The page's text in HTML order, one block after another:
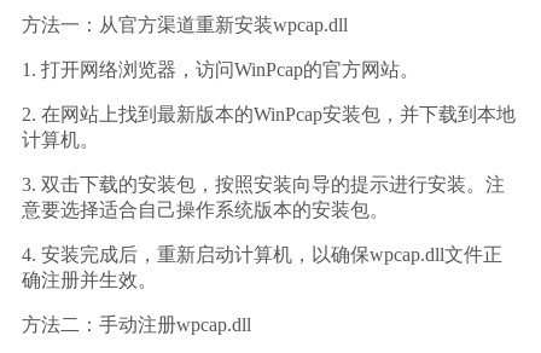
方法一：从官方渠道重新安装wpcap.dll
1. 打开网络浏览器，访问WinPcap的官方网站。
2. 在网站上找到最新版本的WinPcap安装包，并下载到本地
计算机。
3. 双击下载的安装包，按照安装向导的提示进行安装。注
意要选择适合自己操作系统版本的安装包。
4. 安装完成后，重新启动计算机，以确保wpcap.dll文件正
确注册并生效。
方法二：手动注册wpcap.dll